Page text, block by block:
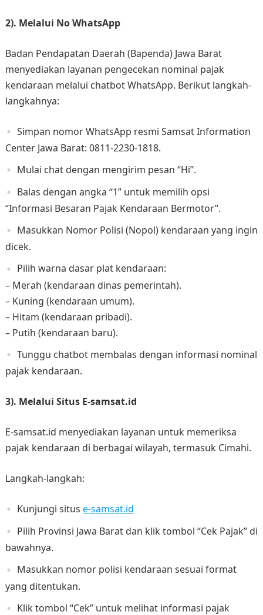
2). Melalui No WhatsApp
Badan Pendapatan Daerah (Bapenda) Jawa Barat
menyediakan layanan pengecekan nominal pajak
kendaraan melalui chatbot WhatsApp. Berikut langkah-
langkahnya:​
Simpan nomor WhatsApp resmi Samsat Information
Center Jawa Barat: 0811-2230-1818.​
Mulai chat dengan mengirim pesan “Hi”.​
Balas dengan angka “1” untuk memilih opsi
“Informasi Besaran Pajak Kendaraan Bermotor”.​
Masukkan Nomor Polisi (Nopol) kendaraan yang ingin
dicek.​
Pilih warna dasar plat kendaraan:
– Merah (kendaraan dinas pemerintah).
– Kuning (kendaraan umum).​
– Hitam (kendaraan pribadi).​
– Putih (kendaraan baru).​
Tunggu chatbot membalas dengan informasi nominal
pajak kendaraan. ​
3). Melalui Situs E-samsat.id
E-samsat.id menyediakan layanan untuk memeriksa
pajak kendaraan di berbagai wilayah, termasuk Cimahi.
Langkah-langkah:
Kunjungi situs e-samsat.id
Pilih Provinsi Jawa Barat dan klik tombol “Cek Pajak” di
bawahnya.
Masukkan nomor polisi kendaraan sesuai format
yang ditentukan.
Klik tombol “Cek” untuk melihat informasi pajak